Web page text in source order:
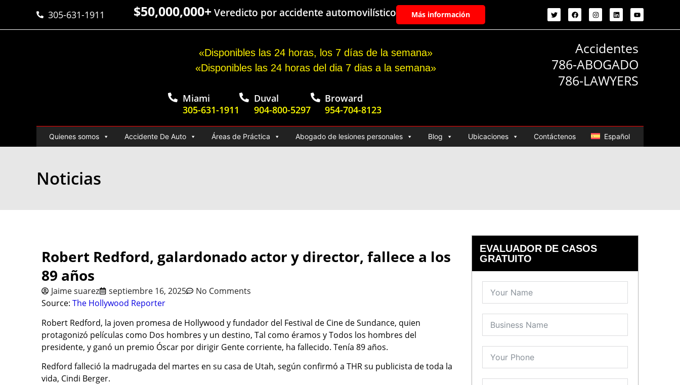
305-631-1911 $50,000,000+Veredicto por accidente automovilístico Más información
«Disponibles las 24 horas, los 7 días de la semana»
«Disponibles las 24 horas del dia 7 dias a la semana»
Miami
305-631-1911
Duval
904-800-5297
Broward
954-704-8123
Accidentes
786-ABOGADO
786-LAWYERS
Quienes somos Accidente De Auto Áreas de Práctica Abogado de lesiones personales Blog Ubicaciones Contáctenos Español
Noticias
Robert Redford, galardonado actor y director, fallece a los
89 años
Jaime suarez septiembre 16, 2025
No Comments
Source: The Hollywood Reporter
Robert Redford, la joven promesa de Hollywood y fundador del Festival de Cine de Sundance, quien
protagonizó películas como Dos hombres y un destino, Tal como éramos y Todos los hombres del
presidente, y ganó un premio Óscar por dirigir Gente corriente, ha fallecido. Tenía 89 años.
Redford falleció la madrugada del martes en su casa de Utah, según confirmó a THR su publicista de toda la
vida, Cindi Berger.
EVALUADOR DE CASOS
GRATUITO